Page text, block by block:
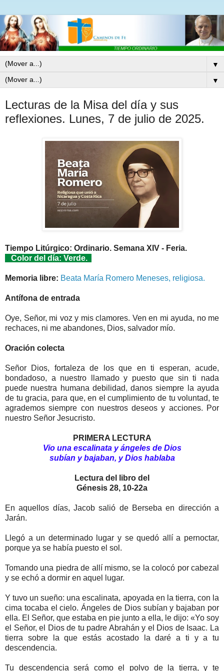
▼
▼
Lecturas de la Misa del día y sus
reflexiones. Lunes, 7 de julio de 2025.
Tiempo Litúrgico: Ordinario. Semana XIV - Feria.
Color del día: Verde.
Memoria libre: Beata María Romero Meneses, religiosa.
Antífona de entrada
Oye, Señor, mi voz y mis clamores. Ven en mi ayuda, no me
rechaces, ni me abandones, Dios, salvador mío.
Oración colecta
Señor Dios, fortaleza de los que en ti esperan, acude,
bondadoso, a nuestro llamado y puesto que sin ti nada
puede nuestra humana debilidad, danos siempre la ayuda
de tu gracia, para que, en el cumplimiento de tu voluntad, te
agrademos siempre con nuestros deseos y acciones. Por
nuestro Señor Jesucristo.
PRIMERA LECTURA
Vio una escalinata y ángeles de Dios
subían y bajaban, y Dios hablaba
Lectura del libro del
Génesis 28, 10-22a
En aquellos días, Jacob salió de Berseba en dirección a
Jarán.
Llegó a un determinado lugar y se quedó allí a pernoctar,
porque ya se había puesto el sol.
Tomando una piedra de allí mismo, se la colocó por cabezal
y se echó a dormir en aquel lugar.
Y tuvo un sueño: una escalinata, apoyada en la tierra, con la
cima tocaba el cielo. Ángeles de Dios subían y bajaban por
ella. El Señor, que estaba en pie junto a ella, le dijo: «Yo soy
el Señor, el Dios de tu padre Abrahán y el Dios de Isaac. La
tierra sobre la que estás acostado la daré a ti y a tu
descendencia.
Tu descendencia será como el polvo de la tierra, y te